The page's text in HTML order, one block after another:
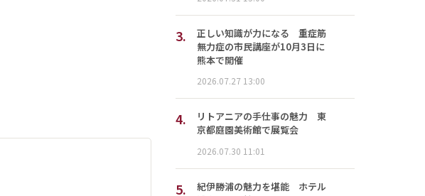
3.
正しい知識が力になる 重症筋
無力症の市民講座が10月3日に
熊本で開催
2026.07.27 13:00
4.
リトアニアの手仕事の魅力 東
京都庭園美術館で展覧会
2026.07.30 11:01
5.
紀伊勝浦の魅力を堪能 ホテル